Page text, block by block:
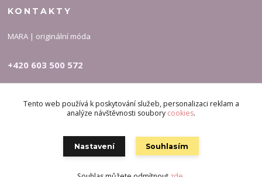
KONTAKTY
MARA | originální móda
+420 603 500 572
Tento web používá k poskytování služeb, personalizaci reklam a
analýze návštěvnosti soubory cookies.
Nastavení Souhlasím